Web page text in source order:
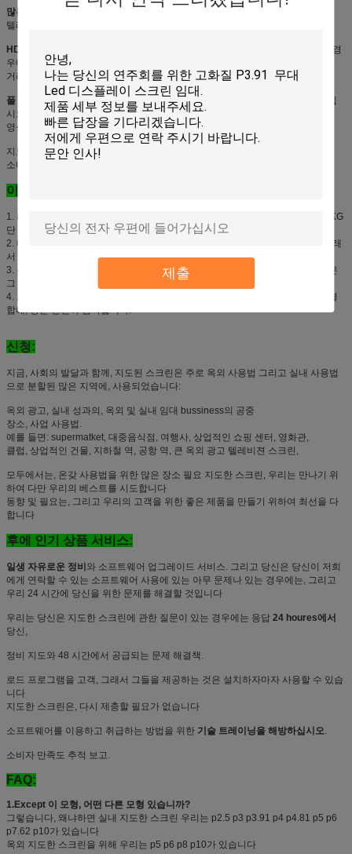
제출
많은 놀이 파일 지원:
영상, 원본, 그림, 도표, PPT, 섬광 및 어떤 근원
텔레비젼에서, VCD, DVD 등
HD는 & 높이 재생율을:
각 지도한 단위를 위한 해결책은 64*32, 이렇게 보기인 경
우에
거리는 10 미터입니다 또는 더 많은 것은, 효력 이 모형을 위해 충분히 좋습니다.
풀 컬러:
1 지도한 램프, 우수한 색깔 성과에서 SMD3535 3를 채택하고 보여주십
시오
영상 베스트 및 현실의 내용
지도한 단위 및 장을 방수 처리하십시오; 쉬운 정비 & 임명; 관계되는 저출력
소비; 넓은 시야각
이점:
1. 라이트급 선수:
알루미늄 거푸집 주물 기술은 집합과 수송을 위해 편리한 8.5KG
단 하나 장 빛을 만큼 만듭니다.
2. 매우 얇은:
p4 실내 임대료에 의하여 지도된 스크린을 위한 장은 얇습니다, 그래
서 분해와 수송에 좋은 보고는 그리고 쉽습니다
3. 유지하게 쉬운:
정비를 위한 전체적인 스크린을 분해하는 필요 없음. 각 성분은
그 목적을 위해 개인적으로 파견될 수 있습니다.
4. 고요한:
알루미늄 구조는 아무 팬도 요구하지 않습니다. 고요한 전력 공급과 결
합해, 장은 완전히 침묵합니다.
신청:
지금, 사회의 발달과 함께, 지도된 스크린은 주로 옥외 사용법 그리고 실내 사용법
으로 분할된 많은 지역에, 사용되었습니다:
옥외 광고, 실내 성과의, 옥외 및 실내 임대 bussiness의 공중
장소, 사업 사용법.
예를 들면: supermatket, 대중음식점, 여행사, 상업적인 쇼핑 센터, 영화관,
클럽, 상업적인 건물, 지하철 역, 공항 역, 큰 옥외 광고 텔레비젼 스크린,
모두에서는, 온갖 사용법을 위한 많은 장소 필요 지도한 스크린, 우리는 만나기 위
하여 다만 우리의 베스트를 시도합니다
동향 및 필요는, 그리고 우리의 고객을 위한 좋은 제품을 만들기 위하여 최선을 다
합니다
후에 인기 상품 서비스:
일생 자유로운 정비와 소프트웨어 업그레이드 서비스. 그리고 당신은 당신이 저희
에게 연락할 수 있는 소프트웨어 사용에 있는 아무 문제나 있는 경우에는, 그리고
우리 24 시간에 당신을 위한 문제를 해결할 것입니다
우리는 당신은 지도한 스크린에 관한 질문이 있는 경우에는 응답 24 houres에서
당신,
정비 지도와 48 시간에서 공급되는 문제 해결책.
로드 프로그램을 고객, 그래서 그들을 제공하는 것은 설치하자마자 사용할 수 있습
니다
지도한 스크린은, 다시 제충할 필요가 없습니다
소프트웨어를 이용하고 취급하는 방법을 위한 기술 트레이닝을 해방하십시오.
소비자 만족도 추적 보고.
FAQ:
1.Except 이 모형, 어떤 다른 모형 있습니까?
그렇습니다, 왜냐하면 실내 지도한 스크린 우리는 p2.5 p3 p3.91 p4 p4.81 p5 p6
p7.62 p10가 있습니다
옥외 지도한 스크린을 위해 우리는 p5 p6 p8 p10가 있습니다